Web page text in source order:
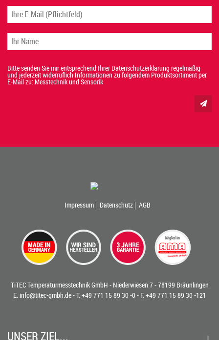
Bitte senden Sie mir entsprechend Ihrer Datenschutzerklärung regelmäßig
und jederzeit widerruflich Informationen zu folgendem Produktsortiment per
E-Mail zu: Messtechnik und Sensorik
Impressum Datenschutz AGB
TiTEC Temperaturmesstechnik GmbH - Niederwiesen 7 - 78199 Bräunlingen
E. info@titec-gmbh.de- T. +49 771 15 89 30 -0- F. +49 771 15 89 30 -121
UNSER ZIEL...